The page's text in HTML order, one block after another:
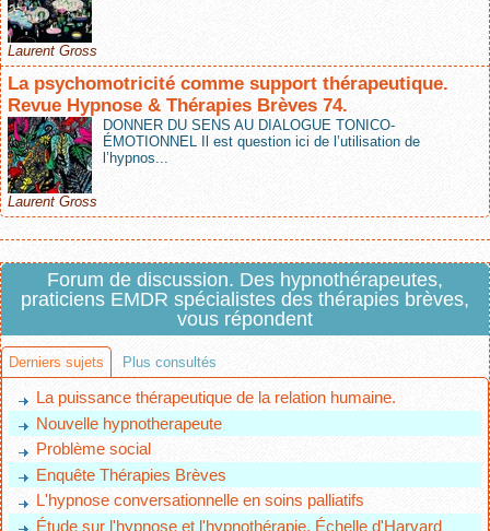
Laurent Gross
La psychomotricité comme support thérapeutique.
Revue Hypnose & Thérapies Brèves 74.
DONNER DU SENS AU DIALOGUE TONICO-
ÉMOTIONNEL Il est question ici de l’utilisation de
l’hypnos...
Laurent Gross
Forum de discussion. Des hypnothérapeutes,
praticiens EMDR spécialistes des thérapies brèves,
vous répondent
Derniers sujets Plus consultés
La puissance thérapeutique de la relation humaine.
Nouvelle hypnotherapeute
Problème social
Enquête Thérapies Brèves
L'hypnose conversationnelle en soins palliatifs
Étude sur l'hypnose et l'hypnothérapie, Échelle d'Harvard